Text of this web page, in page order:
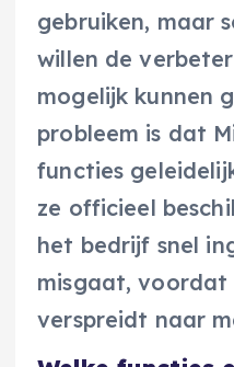
gebruiken, maar
willen de
mogelijk kunnen
probleem is dat
functies
ze officieel
het bedrijf snel
misgaat, voordat
verspreidt naar